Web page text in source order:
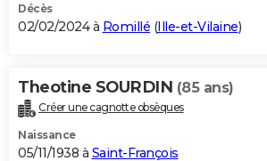
Décès
02/02/2024 à Romillé (Ille-et-Vilaine)
Theotine SOURDIN (85 ans)
Créer une cagnotte obsèques
Naissance
05/11/1938 à Saint-François